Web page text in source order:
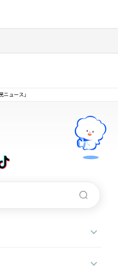
ニュース」